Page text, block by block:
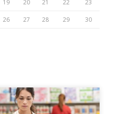
19 20 21 22 23
26 27 28 29 30